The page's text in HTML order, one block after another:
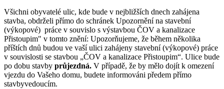
Všichni obyvatelé ulic, kde bude v nejbližších dnech zahájena
stavba, obdrželi přímo do schránek Upozornění na stavební
(výkopové) práce v souvislo s výstavbou ČOV a kanalizace
Přistoupim" v tomto znění: Upozorňujeme, že během několika
příštích dnů budou ve vaší ulici zahájeny stavební (výkopové) práce
v souvislosti se stavbou „ČOV a kanalizace Přistoupim“. Ulice bude
po dobu stavby průjezdná. V případě, že by mělo dojít k omezení
vjezdu do Vašeho domu, budete informováni předem přímo
stavbyvedoucím.